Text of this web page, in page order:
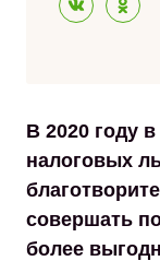
В 2020 году
налоговых
совершать
более